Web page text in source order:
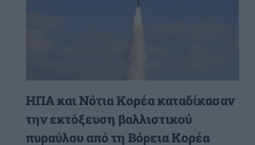
ΗΠΑ και Νότια Κορέα καταδίκασαν
την εκτόξευση βαλλιστικού
πυραύλου από τη Βόρεια Κορέα